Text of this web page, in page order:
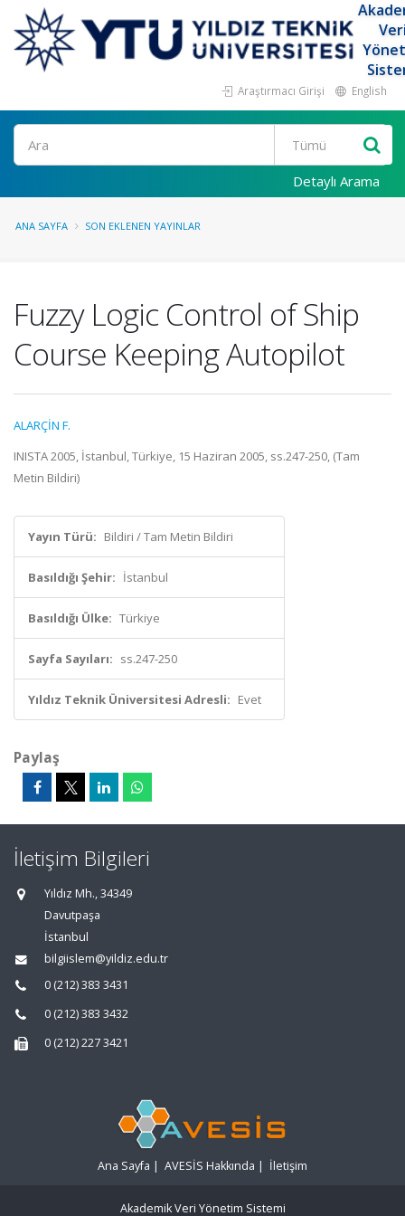
Araştırmacı Girişi English
Ara
Detaylı Arama
ANA SAYFA SON EKLENEN YAYINLAR
Fuzzy Logic Control of Ship
Course Keeping Autopilot
ALARÇİN F.
INISTA 2005, İstanbul, Türkiye, 15 Haziran 2005, ss.247-250, (Tam
Metin Bildiri)
Yayın Türü: Bildiri / Tam Metin Bildiri
Basıldığı Şehir: İstanbul
Basıldığı Ülke: Türkiye
Sayfa Sayıları: ss.247-250
Yıldız Teknik Üniversitesi Adresli: Evet
Paylaş
İletişim Bilgileri
Yıldız Mh., 34349
Davutpaşa
İstanbul
bilgiislem@yildiz.edu.tr
0 (212) 383 3431
0 (212) 383 3432
0 (212) 227 3421
Ana Sayfa | AVESİS Hakkında | İletişim
Akademik Veri Yönetim Sistemi